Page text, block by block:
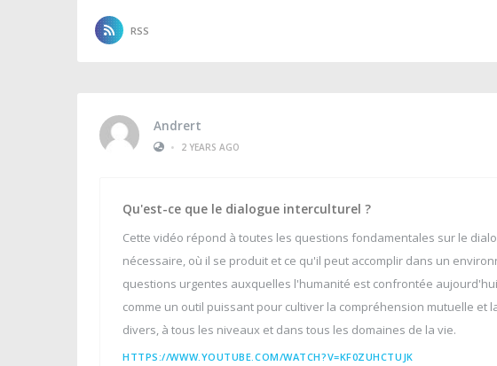
RSS
Andrert
•
2 YEARS AGO
Qu'est-ce que le dialogue interculturel ?
Cette vidéo répond à toutes les questions fondamentales sur le
nécessaire, où il se produit et ce qu'il peut accomplir dans un
questions urgentes auxquelles l'humanité est confrontée
comme un outil puissant pour cultiver la compréhension mutuelle et
divers, à tous les niveaux et dans tous les domaines de la vie.
HTTPS://WWW.YOUTUBE.COM/WATCH?V=KF0ZUHCTUJK